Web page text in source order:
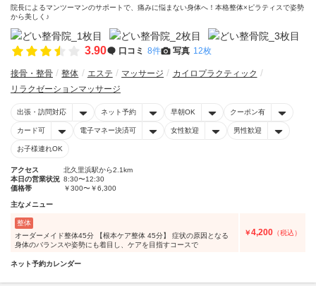
院長によるマンツーマンのサポートで、痛みに悩まない身体へ！本格整体×ピラティスで姿勢
から美しく♪
3.90 口コミ 8件 写真 12枚
接骨・整骨 整体 エステ マッサージ
カイロプラクティック
リラクゼーションマッサージ
出張・訪問対応 ネット予約 早朝OK クーポン有
カード可 電子マネー決済可 女性歓迎 男性歓迎
お子様連れOK
アクセス
北久里浜駅から2.1km
本日の営業状況 8:30〜12:30
価格帯
￥300〜￥6,300
主なメニュー
整体
オーダーメイド整体45分 【根本ケア整体 45分】 症状の原因となる
身体のバランスや姿勢にも着目し、ケアを目指すコースで
￥4,200 （税込）
ネット予約カレンダー